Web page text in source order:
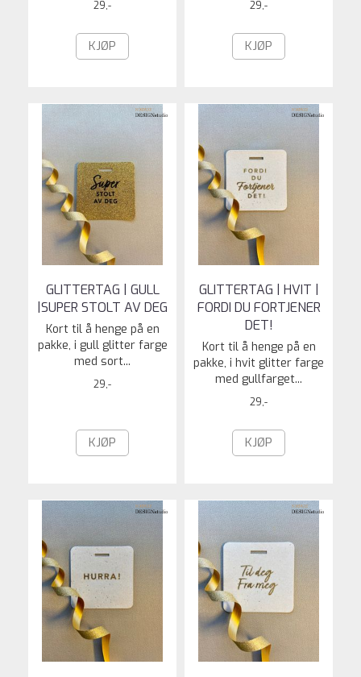
29,-
KJØP
29,-
KJØP
GLITTERTAG | GULL
|SUPER STOLT AV DEG
Kort til å henge på en
pakke, i gull glitter farge
med sort...
29,-
KJØP
GLITTERTAG | HVIT |
FORDI DU FORTJENER
DET!
Kort til å henge på en
pakke, i hvit glitter farge
med gullfarget...
29,-
KJØP